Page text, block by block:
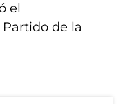
el
de la